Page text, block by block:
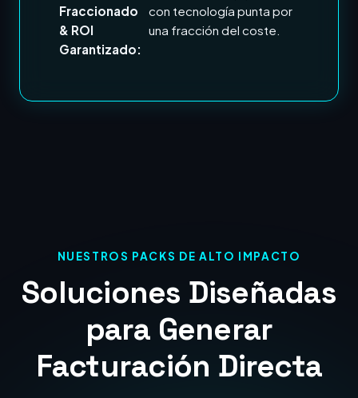
Fraccionado
& ROI
Garantizado:
con tecnología punta por
una fracción del coste.
NUESTROS PACKS DE ALTO IMPACTO
Soluciones Diseñadas
para Generar
Facturación Directa